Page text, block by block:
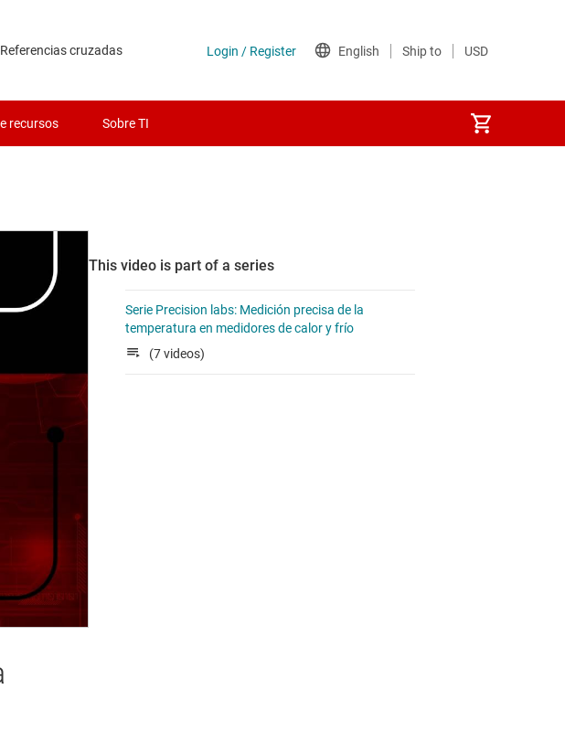
Referencias cruzadas
recursos Sobre TI
This video is part of a series
Serie Precision labs: Medición precisa de la
temperatura en medidores de calor y frío
(7 videos)